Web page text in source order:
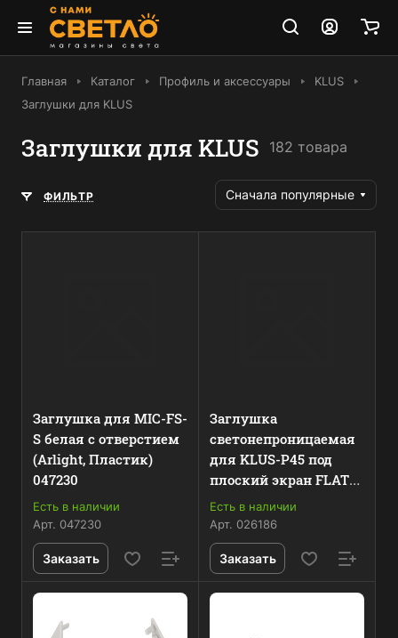
Главная Каталог Профиль и аксессуары
KLUS
Заглушки для KLUS
Заглушки для KLUS 182 товара
ФИЛЬТР Сначала популярные
Заглушка для MIC-FS-
S белая с отверстием
(Arlight, Пластик)
047230
Есть в наличии
Арт. 047230
Заказать
Заглушка
светонепроницаемая
для KLUS-P45 под
плоский экран FLAT
(Arlight, Пластик)
026186
Есть в наличии
Арт. 026186
Заказать